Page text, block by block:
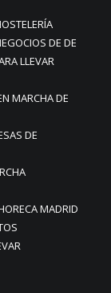
DE DE
LLEVAR
MARCHA DE
DE
MADRID